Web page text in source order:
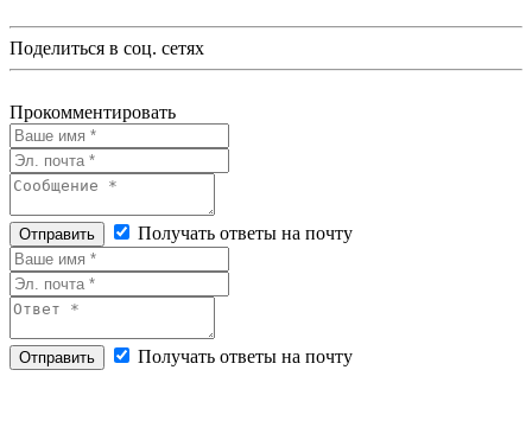
Поделиться в соц. сетях
Прокомментировать
Отправить Получать ответы на почту
Отправить Получать ответы на почту